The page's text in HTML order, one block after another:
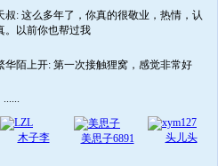
叔: 这么多年了，你真的很敬业，热情，认
。以前你也帮过我
华陌上开: 第一次接触狸窝，感觉非常好
......
木子李 美思子6891 头儿头